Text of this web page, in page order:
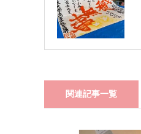
関連記事一覧